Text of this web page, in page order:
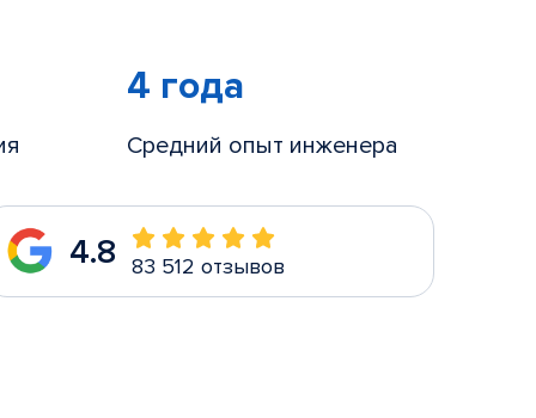
4 года
Средний опыт инженера
4.8 83 512 отзывов